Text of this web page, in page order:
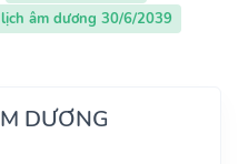
lịch âm dương 30/6/2039
DƯƠNG